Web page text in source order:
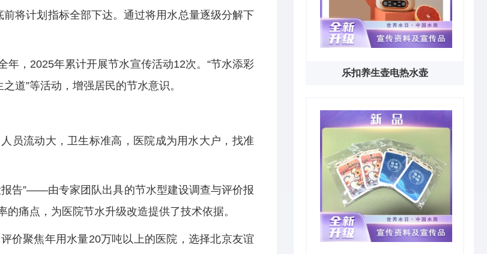
将计划指标全部下达。通过将用水总量逐级分解下
，2025年累计开展节水宣传活动12次。“节水添彩
道”等活动，增强居民的节水意识。
员流动大，卫生标准高，医院成为用水大户，找准
告”——由专家团队出具的节水型建设调查与评价报
痛点，为医院节水升级改造提供了技术依据。
价聚焦年用水量20万吨以上的医院，选择北京友谊
乐扣养生壶电热水壶